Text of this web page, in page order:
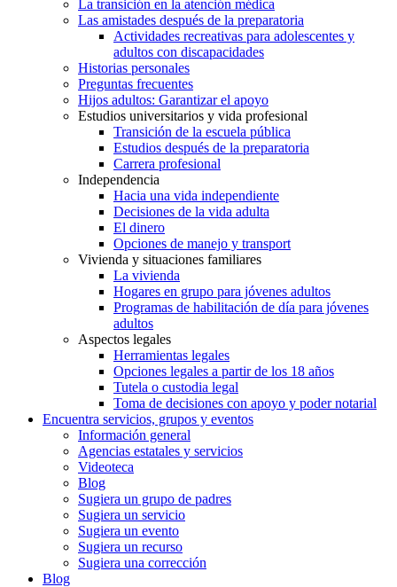
La transición en la atención médica
Las amistades después de la preparatoria
Actividades recreativas para adolescentes y
adultos con discapacidades
Historias personales
Preguntas frecuentes
Hijos adultos: Garantizar el apoyo
Estudios universitarios y vida profesional
Transición de la escuela pública
Estudios después de la preparatoria
Carrera profesional
Independencia
Hacia una vida independiente
Decisiones de la vida adulta
El dinero
Opciones de manejo y transport
Vivienda y situaciones familiares
La vivienda
Hogares en grupo para jóvenes adultos
Programas de habilitación de día para jóvenes
adultos
Aspectos legales
Herramientas legales
Opciones legales a partir de los 18 años
Tutela o custodia legal
Toma de decisiones con apoyo y poder notarial
Encuentra servicios, grupos y eventos
Información general
Agencias estatales y servicios
Videoteca
Blog
Sugiera un grupo de padres
Sugiera un servicio
Sugiera un evento
Sugiera un recurso
Sugiera una corrección
Blog